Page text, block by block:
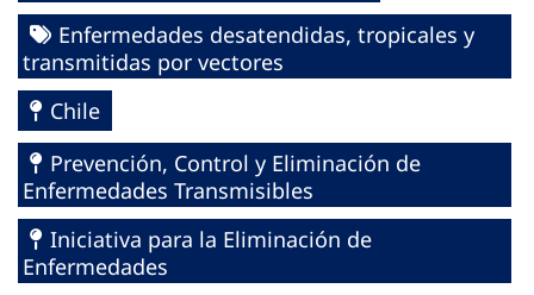
Enfermedades desatendidas, tropicales y
transmitidas por vectores
Chile
Prevención, Control y Eliminación de
Enfermedades Transmisibles
Iniciativa para la Eliminación de
Enfermedades